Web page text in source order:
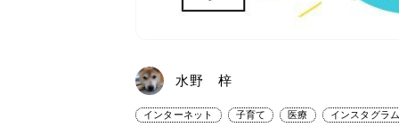
水野 梓
インターネット 子育て 医療 インスタグラ